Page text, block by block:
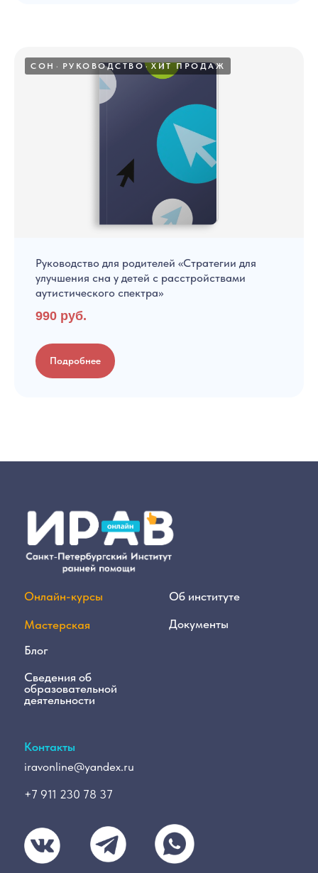
СОН РУКОВОДСТВО ХИТ ПРОДАЖ
Руководство для родителей «Стратегии для
улучшения сна у детей с расстройствами
аутистического спектра»
990 руб.
Подробнее
Документы
Мастерская
Блог